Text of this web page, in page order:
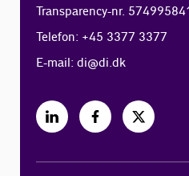
Transparency-nr.
Telefon: +45 3377 3377
E-mail:di@di.dk